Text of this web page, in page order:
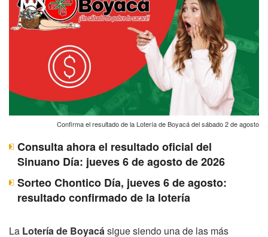
Confirma el resultado de la Lotería de Boyacá del sábado 2 de agosto
Consulta ahora el resultado oficial del
Sinuano Día: jueves 6 de agosto de 2026
Sorteo Chontico Día, jueves 6 de agosto:
resultado confirmado de la lotería
La Lotería de Boyacásigue siendo una de las más